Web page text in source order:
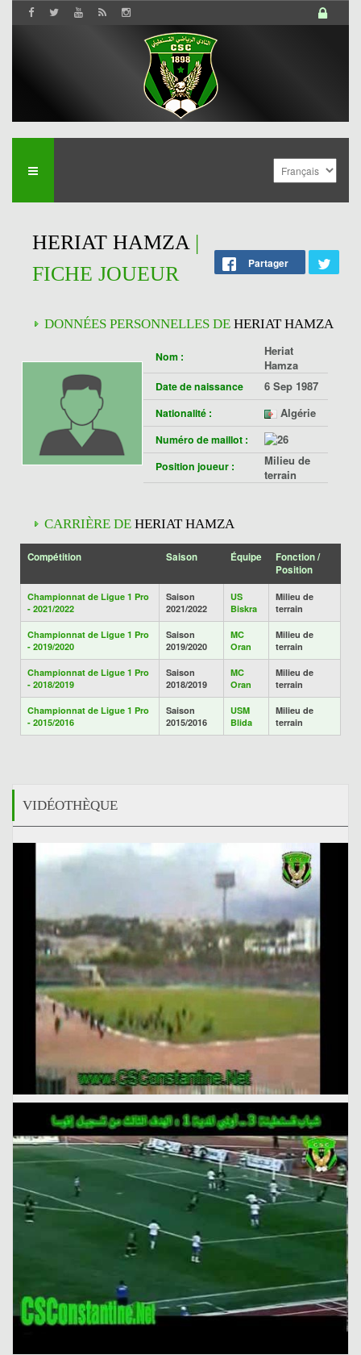
HERIAT HAMZA|
FICHE JOUEUR
Partager
DONNÉES PERSONNELLES DE HERIAT HAMZA
Nom :
Heriat
Hamza
Date de naissance 6 Sep 1987
Nationalité : Algérie
Numéro de maillot :
Position joueur :
Milieu de
terrain
CARRIÈRE DE HERIAT HAMZA
Compétition Saison Équipe
Fonction /
Position
Championnat de Ligue 1 Pro
- 2021/2022
Saison
2021/2022
US
Biskra
Milieu de
terrain
Championnat de Ligue 1 Pro
- 2019/2020
Saison
2019/2020
MC
Oran
Milieu de
terrain
Championnat de Ligue 1 Pro
- 2018/2019
Saison
2018/2019
MC
Oran
Milieu de
terrain
Championnat de Ligue 1 Pro
- 2015/2016
Saison
2015/2016
USM
Blida
Milieu de
terrain
VIDÉOTHÈQUE